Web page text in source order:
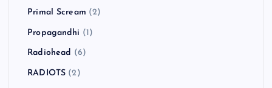
Primal Scream (2)
Propagandhi (1)
Radiohead (6)
RADIOTS (2)